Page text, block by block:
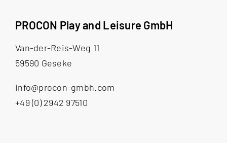
angezeigten
Zeichen
ein,
zu
bestätigen,
PROCON Play and Leisure GmbH
Van-der-Reis-Weg 11
59590 Geseke
info@procon-gmbh.com
+49 (0) 2942 97510